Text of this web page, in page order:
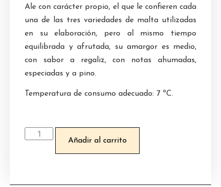
Ale con carácter propio, el que le confieren cada
una de las tres variedades de malta utilizadas
en su elaboración, pero al mismo tiempo
equilibrada y afrutada, su amargor es medio,
con sabor a regaliz, con notas ahumadas,
especiadas y a pino.
Temperatura de consumo adecuado: 7 ºC.
Añadir al carrito